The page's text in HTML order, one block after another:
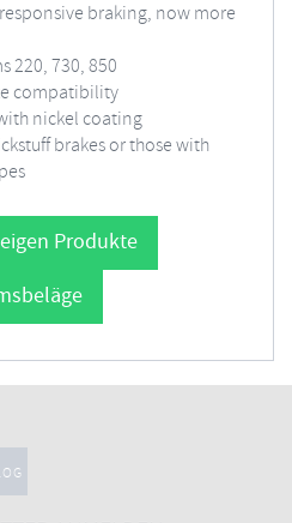
braking, now more
220, 730, 850
compatibility
nickel coating
brakes or those with
Produkte